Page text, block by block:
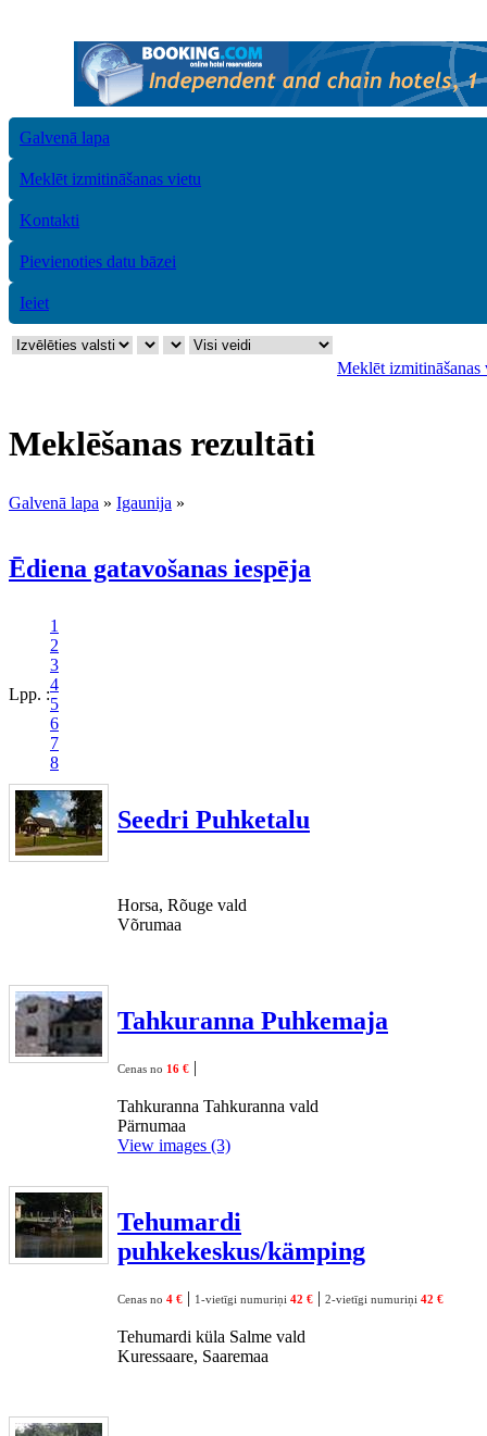
Galvenā lapa
Meklēt izmitināšanas vietu
Kontakti
Pievienoties datu bāzei
Ieiet
Meklēt izmitināšanas
Meklēšanas rezultāti
Galvenā lapa » Igaunija »
Ēdiena gatavošanas iespēja
Lpp. :
1
2
3
4
5
6
7
8
Seedri Puhketalu
Horsa, Rõuge vald
Võrumaa
Tahkuranna Puhkemaja
Cenas no 16 € |
Tahkuranna Tahkuranna vald
Pärnumaa
View images (3)
Tehumardi
puhkekeskus/kämping
Cenas no 4 € | 1-vietīgi numuriņi 42 € | 2-vietīgi numuriņi 42 €
Tehumardi küla Salme vald
Kuressaare, Saaremaa